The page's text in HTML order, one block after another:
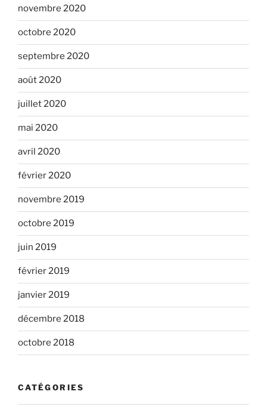
novembre 2020
octobre 2020
septembre 2020
août 2020
juillet 2020
mai 2020
avril 2020
février 2020
novembre 2019
octobre 2019
juin 2019
février 2019
janvier 2019
décembre 2018
octobre 2018
CATÉGORIES